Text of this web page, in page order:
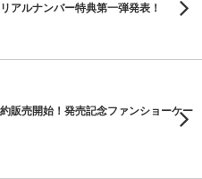
アルナンバー特典第一弾発表！
販売開始！発売記念ファンショーケー